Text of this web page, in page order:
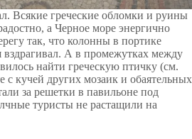
Всякие греческие обломки и руины
а Черное море энергично
так, что колонны в портике
вздрагивал. А в промежутках между
найти греческую птичку (см.
с кучей других мозаик и обаятельных
за решетки в павильоне под
туристы не растащили на